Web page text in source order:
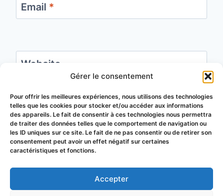
Gérer le consentement
Pour offrir les meilleures expériences, nous utilisons des technologies
telles que les cookies pour stocker et/ou accéder aux informations
des appareils. Le fait de consentir à ces technologies nous permettra
de traiter des données telles que le comportement de navigation ou
les ID uniques sur ce site. Le fait de ne pas consentir ou de retirer son
consentement peut avoir un effet négatif sur certaines
caractéristiques et fonctions.
Accepter
Email *
Website
Save my name, email, and website in this
browser for the next time I comment.